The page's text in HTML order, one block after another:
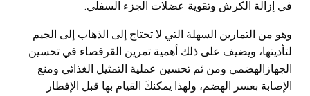
في إزالة الكرش وتقوية عضلات الجزء السفلي.
وهو من التمارين السهلة التي لا تحتاج إلى الذهاب إلى الجيم
لتأديتها، ويضيف على ذلك أهمية تمرين القرفصاء في تحسين
الجهازالهضمي ومن ثم تحسين عملية التمثيل الغذائي ومنع
الإصابة بعسر الهضم، ولهذا يمكنكَ القيام بها قبل الإفطار